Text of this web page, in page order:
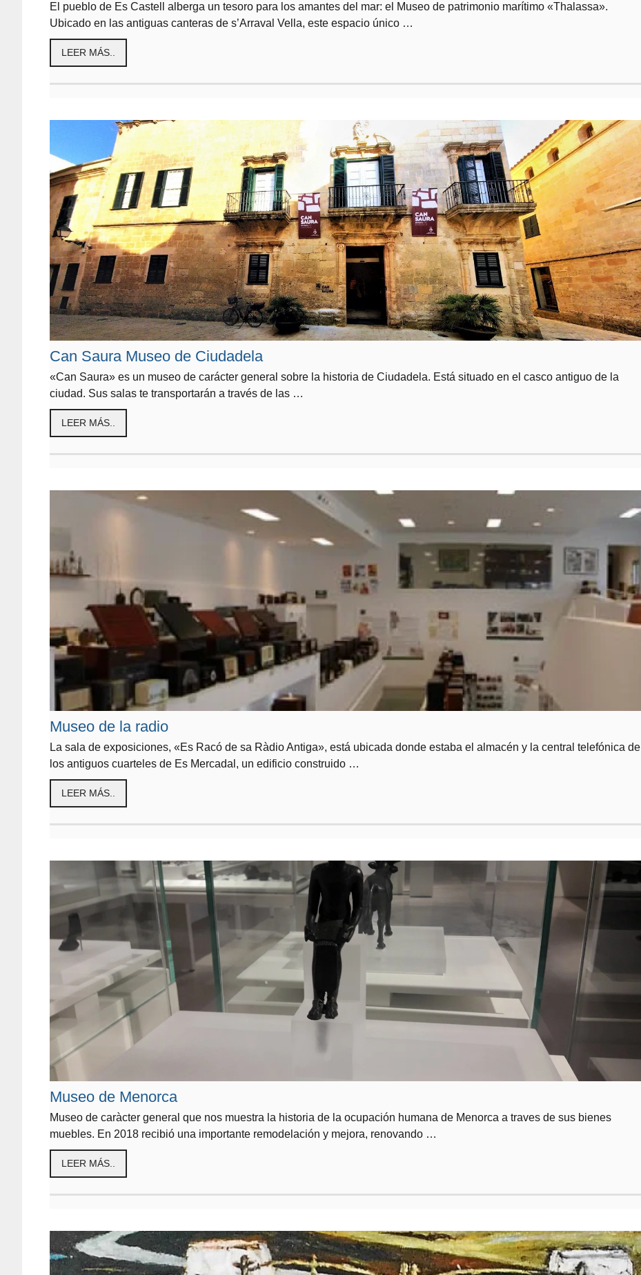
El pueblo de Es Castell alberga un tesoro para los amantes del mar: el Museo de patrimonio marítimo «Thalassa».
Ubicado en las antiguas canteras de s’Arraval Vella, este espacio único …
LEER MÁS..
Can Saura Museo de Ciudadela
«Can Saura» es un museo de carácter general sobre la historia de Ciudadela. Está situado en el casco antiguo de la
ciudad. Sus salas te transportarán a través de las …
LEER MÁS..
Museo de la radio
La sala de exposiciones, «Es Racó de sa Ràdio Antiga», está ubicada donde estaba el almacén y la central telefónica de
los antiguos cuarteles de Es Mercadal, un edificio construido …
LEER MÁS..
Museo de Menorca
Museo de caràcter general que nos muestra la historia de la ocupación humana de Menorca a traves de sus bienes
muebles. En 2018 recibió una importante remodelación y mejora, renovando …
LEER MÁS..